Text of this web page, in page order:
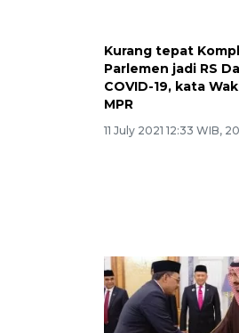
Kurang tepat
Parlemen jadi RS
COVID-19, kata
MPR
11 July 2021 12:33 WIB,